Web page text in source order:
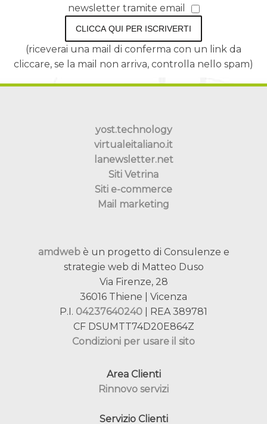
newsletter tramite email
CLICCA QUI PER ISCRIVERTI
(riceverai una mail di conferma con un link da
cliccare, se la mail non arriva, controlla nello spam)
yost.technology
virtualeitaliano.it
lanewsletter.net
Siti Vetrina
Siti e-commerce
Mail marketing
amdwebè un progetto di Consulenze e
strategie web di Matteo Duso
Via Firenze, 28
36016 Thiene | Vicenza
P.I. 04237640240 | REA 389781
CF DSUMTT74D20E864Z
Condizioni per usare il sito
Area Clienti
Rinnovo servizi
Servizio Clienti